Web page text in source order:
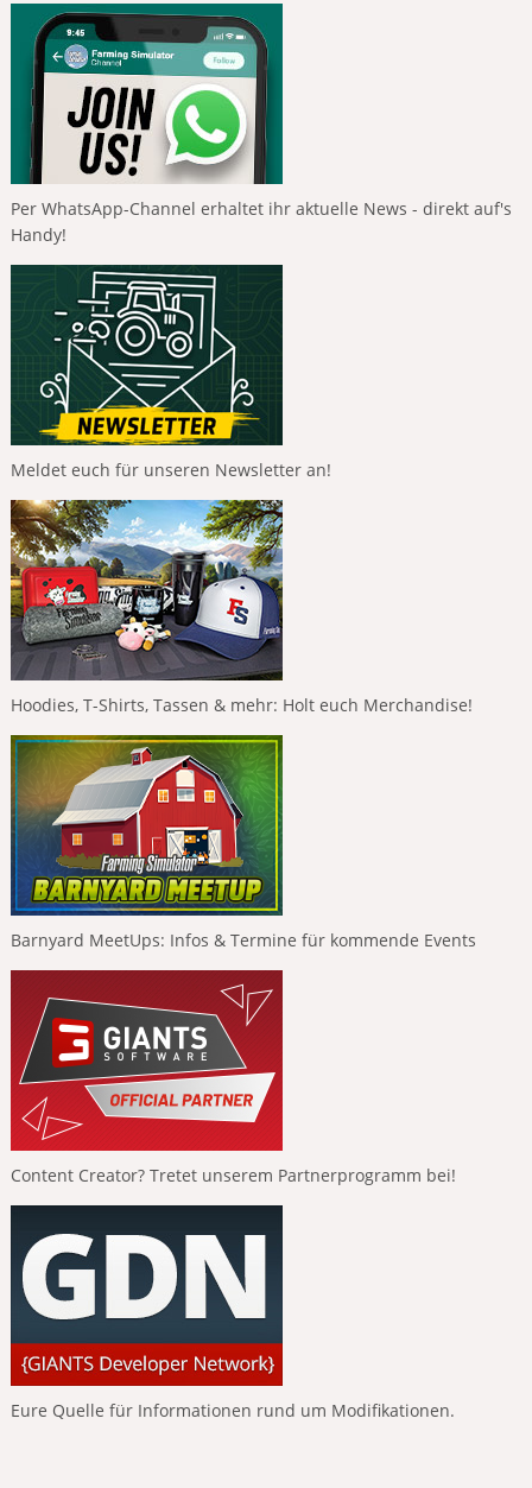
Per WhatsApp-Channel erhaltet ihr aktuelle News - direkt auf's
Handy!
Meldet euch für unseren Newsletter an!
Hoodies, T-Shirts, Tassen & mehr: Holt euch Merchandise!
Barnyard MeetUps: Infos & Termine für kommende Events
Content Creator? Tretet unserem Partnerprogramm bei!
Eure Quelle für Informationen rund um Modifikationen.